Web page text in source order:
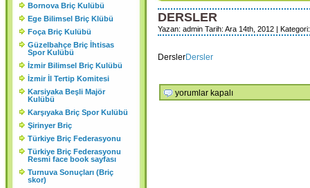
18.TRAFİK TERÖRÜ VE
2024 YILI OLAĞAN GENEL
ŞU ŞEKİLDE OLUŞMUŞTUR.
DERSLER
Yazan: admin Tarih: Ara 14th, 2012 |
DerslerDersler
Dersler
yorumlar kapalı
Bornova Briç Kulübü
Ege Bilimsel Briç Klübü
Foça Briç Kulübü
Güzelbahçe Briç İhtisas
Spor Kulübü
İzmir Bilimsel Briç Kulübü
İzmir İl Tertip Komitesi
Karsiyaka Beşli Majör
Kulübü
Karşıyaka Briç Spor Kulübü
Şirinyer Briç
Türkiye Briç Federasyonu
Türkiye Briç Federasyonu
Resmi face book sayfası
Turnuva Sonuçları (Briç
skor)